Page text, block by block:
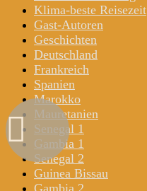
Klima-beste Reisezeit
Gast-Autoren
Geschichten
Deutschland
Frankreich
Spanien
Marokko
Mauretanien
Senegal 1
Gambia 1
Senegal 2
Guinea Bissau